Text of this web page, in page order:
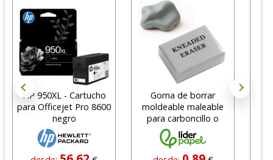
HP 950XL - Cartucho
para Officejet Pro 8600
negro
Goma de borrar
moldeable maleable
para carboncillo o
grafito